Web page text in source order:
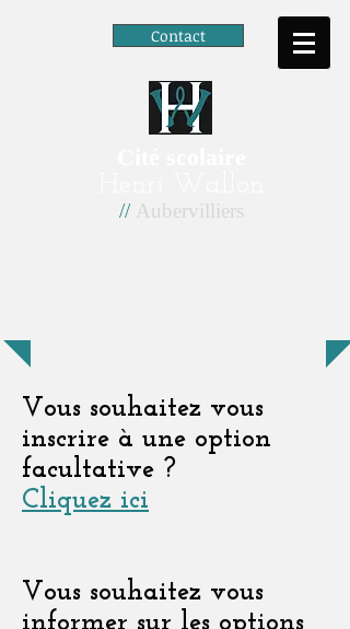
Contact
//Aubervilliers
Vous souhaitez vous
inscrire à une option
facultative ?
Cliquez ici
Vous souhaitez vous
informer sur les options